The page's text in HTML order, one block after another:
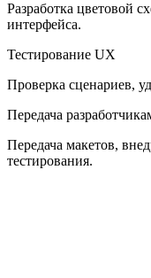
Разработка цветовой
интерфейса.
Тестирование UX
Проверка сценариев,
Передача
Передача макетов,
тестирования.